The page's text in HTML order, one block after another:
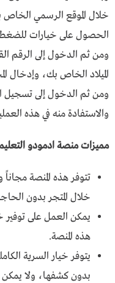
خلال الموقع الرسمي الخاص
الحصول على خيارات للضغط
ومن ثم الدخول إلى الرقم
الميلاد الخاص بك، وإدخال
ومن ثم الدخول إلى
والاستفادة منه في هذه
مميزات منصة ادمودو
تتوفر هذه المنصة
خلال المتجر بدون
يمكن العمل على توفير
هذه المنصة.
يتوفر خيار السرية
بدون كشفها، ولا